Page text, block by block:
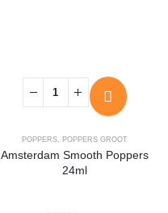
POPPERS, POPPERS GROOT
Amsterdam Smooth Poppers
24ml